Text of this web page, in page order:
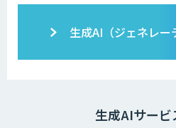
生成AI（ジェネレー
生成AIサービ